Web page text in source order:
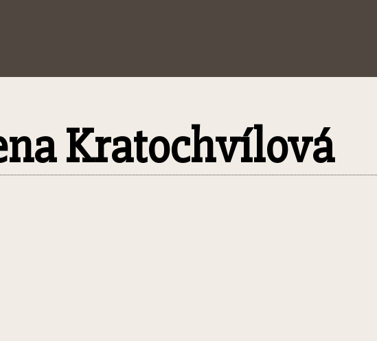
Kratochvílová